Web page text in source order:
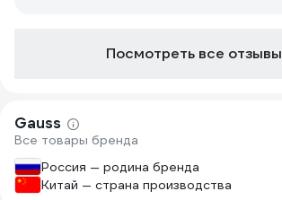
Посмотреть все отзывы
Gauss
Все товары бренда
Россия — родина бренда
Китай — страна производства